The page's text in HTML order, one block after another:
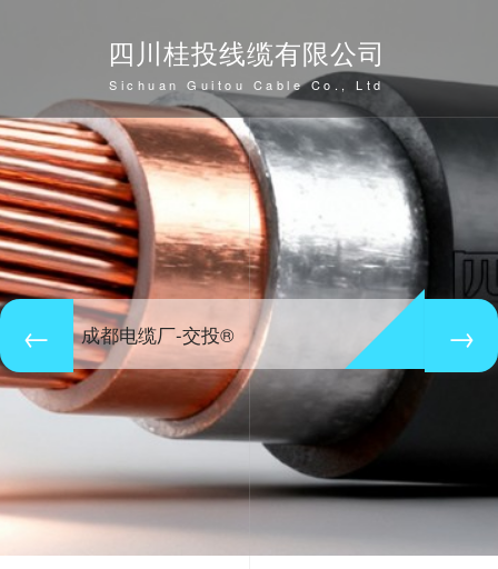
四川桂投线缆有限公司
Sichuan Guitou Cable Co., Ltd
成都电缆厂-交投®